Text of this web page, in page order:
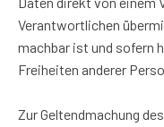
Verantwortlichen
machbar ist und sofern
Freiheiten anderer
Zur Geltendmachung